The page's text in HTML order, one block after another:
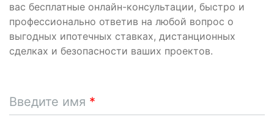
вас бесплатные онлайн-консультации, быстро и
профессионально ответив на любой вопрос о
выгодных ипотечных ставках, дистанционных
сделках и безопасности ваших проектов.
Введите имя